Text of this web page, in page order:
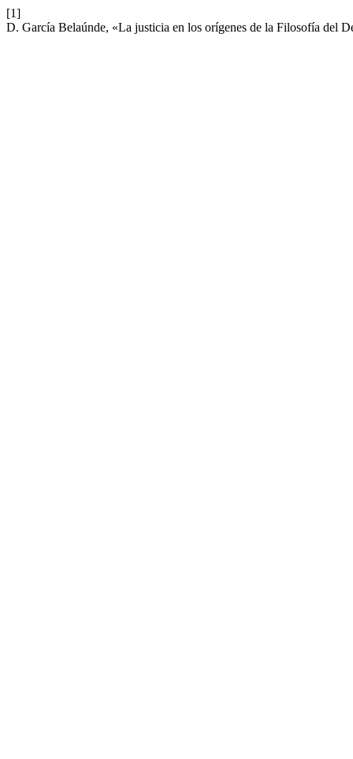
[1]
D. García Belaúnde, «La justicia en los orígenes de la Filosofía del